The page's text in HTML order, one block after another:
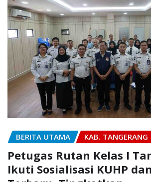
BERITA UTAMA KAB. TANGERANG
Petugas Rutan Kelas I
Ikuti Sosialisasi KUHP